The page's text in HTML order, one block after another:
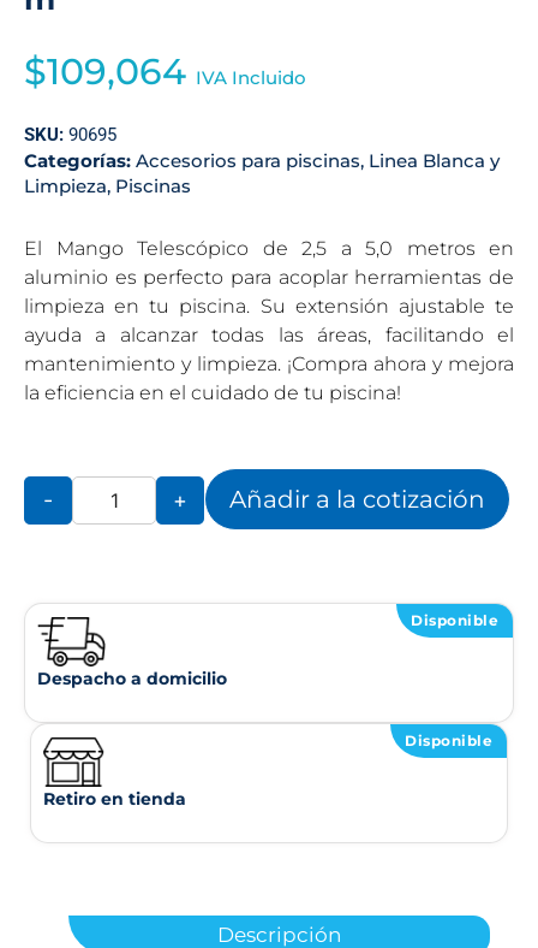
$109,064 IVA Incluido
SKU: 90695
Categorías: Accesorios para piscinas, Linea Blanca y
Limpieza, Piscinas
El Mango Telescópico de 2,5 a 5,0 metros en
aluminio es perfecto para acoplar herramientas de
limpieza en tu piscina. Su extensión ajustable te
ayuda a alcanzar todas las áreas, facilitando el
mantenimiento y limpieza. ¡Compra ahora y mejora
la eficiencia en el cuidado de tu piscina!
- + Añadir a la cotización
Disponible
Despacho a domicilio
Disponible
Retiro en tienda
Descripción